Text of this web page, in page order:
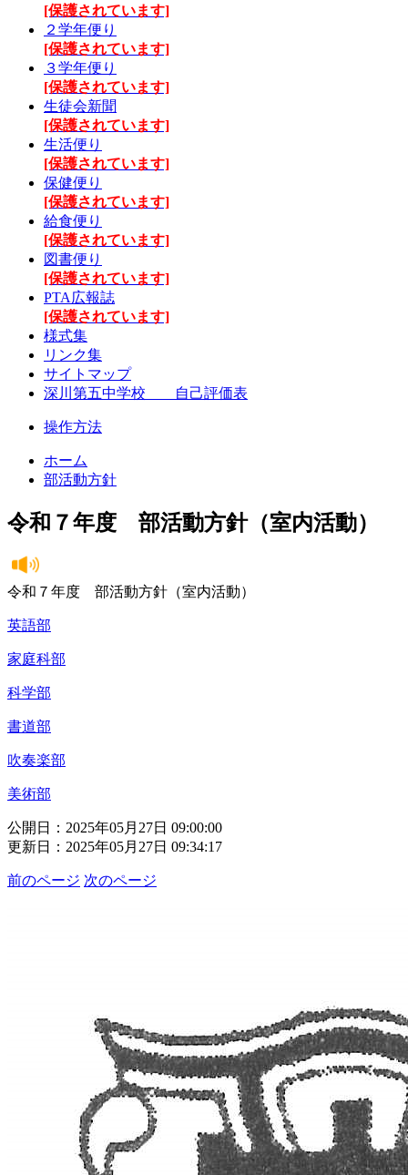
[保護されています]
２学年便り
[保護されています]
３学年便り
[保護されています]
生徒会新聞
[保護されています]
生活便り
[保護されています]
保健便り
[保護されています]
給食便り
[保護されています]
図書便り
[保護されています]
PTA広報誌
[保護されています]
様式集
リンク集
サイトマップ
深川第五中学校 自己評価表
操作方法
ホーム
部活動方針
令和７年度 部活動方針（室内活動）
令和７年度 部活動方針（室内活動）
英語部
家庭科部
科学部
書道部
吹奏楽部
美術部
公開日：2025年05月27日 09:00:00
更新日：2025年05月27日 09:34:17
前のページ 次のページ